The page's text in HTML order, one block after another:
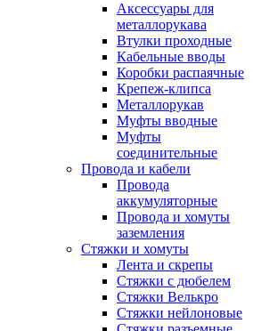
Аксессуары для
металлорукава
Втулки проходные
Кабельные вводы
Коробки распаячные
Крепеж-клипса
Металлорукав
Муфты вводные
Муфты
соединительные
Провода и кабели
Провода
аккумуляторные
Провода и хомуты
заземления
Стяжки и хомуты
Лента и скрепы
Стяжки c дюбелем
Стяжки Велькро
Стяжки нейлоновые